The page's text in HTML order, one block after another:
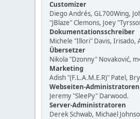
Customizer
Diego Andrés, GL700Wing,
"JBlaze" Clemons, Joey
Dokumentationsschreiber
Michele "Illori" Davis, Irisado,
Übersetzer
Nikola "Dzonny" Novaković,
Marketing
Adish "(F.L.A.M.E.R)" Patel,
Webseiten-Administratoren
Jeremy "SleePy" Darwood.
Server-Administratoren
Derek Schwab, Michael